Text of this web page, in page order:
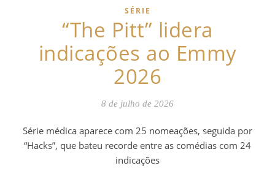
SÉRIE
“The Pitt” lidera
indicações ao Emmy
2026
8 de julho de 2026
Série médica aparece com 25 nomeações, seguida por
“Hacks”, que bateu recorde entre as comédias com 24
indicações